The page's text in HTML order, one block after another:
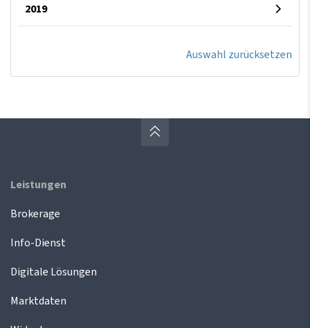
2019
Auswahl zurücksetzen
Leistungen
Brokerage
Info-Dienst
Digitale Lösungen
Marktdaten